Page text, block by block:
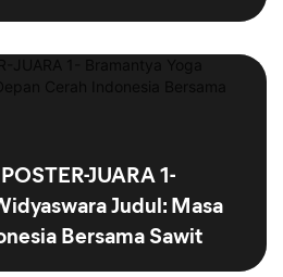
JUARA 1-
Judul: Masa
Bersama Sawit